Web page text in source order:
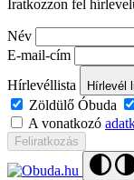
Iratkozzon fel
Név
E-mail-cím
Hírlevéllista
Hírlevél
Zöldülő Óbuda
A vonatkozó
Feliratkozás